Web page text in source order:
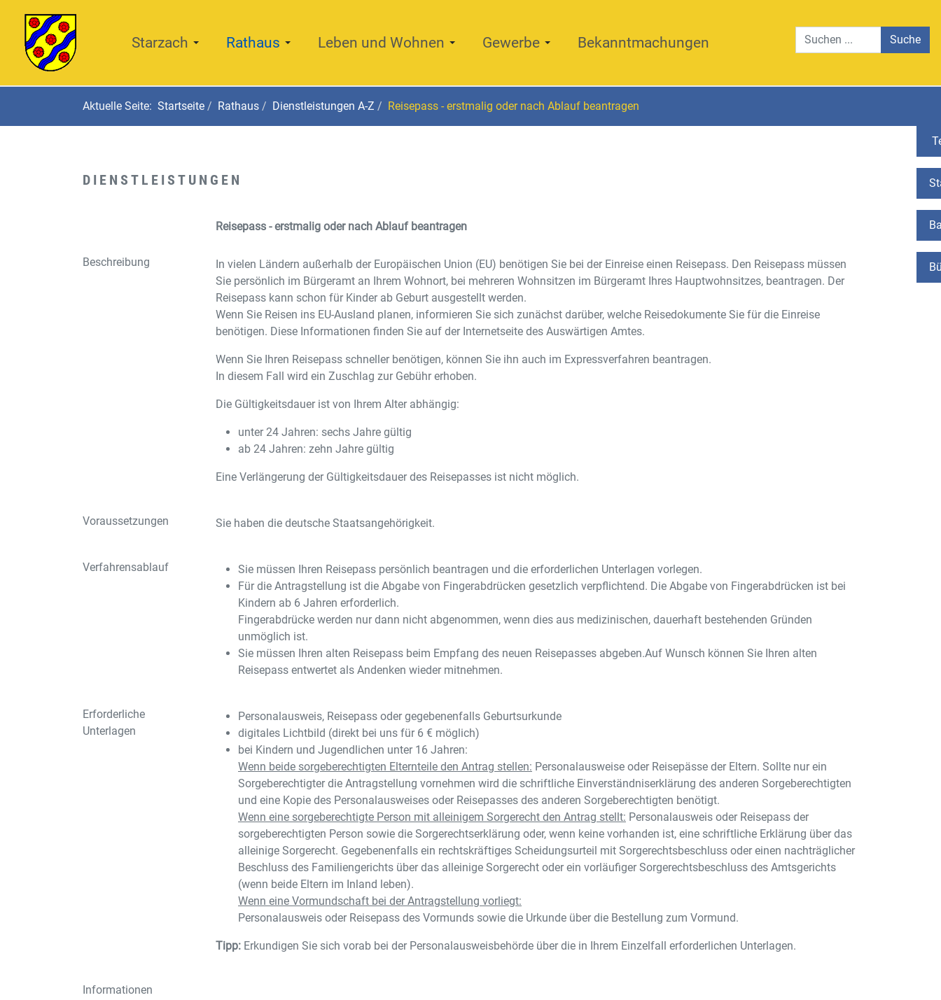
Starzach Rathaus Leben und Wohnen Gewerbe Bekanntmachungen Suche
Aktuelle Seite: Startseite Rathaus Dienstleistungen A-Z Reisepass - erstmalig oder nach Ablauf beantragen
DIENSTLEISTUNGEN
Reisepass - erstmalig oder nach Ablauf beantragen
Beschreibung
In vielen Ländern außerhalb der Europäischen Union (EU) benötigen Sie bei der Einreise einen Reisepass. Den Reisepass müssen
Sie persönlich im Bürgeramt an Ihrem Wohnort, bei mehreren Wohnsitzen im Bürgeramt Ihres Hauptwohnsitzes, beantragen. Der
Reisepass kann schon für Kinder ab Geburt ausgestellt werden.
Wenn Sie Reisen ins EU-Ausland planen, informieren Sie sich zunächst darüber, welche Reisedokumente Sie für die Einreise
benötigen. Diese Informationen finden Sie auf der Internetseite des Auswärtigen Amtes.
Wenn Sie Ihren Reisepass schneller benötigen, können Sie ihn auch im Expressverfahren beantragen.
In diesem Fall wird ein Zuschlag zur Gebühr erhoben.
Die Gültigkeitsdauer ist von Ihrem Alter abhängig:
unter 24 Jahren: sechs Jahre gültig
ab 24 Jahren: zehn Jahre gültig
Eine Verlängerung der Gültigkeitsdauer des Reisepasses ist nicht möglich.
Voraussetzungen Sie haben die deutsche Staatsangehörigkeit.
Verfahrensablauf
Sie müssen Ihren Reisepass persönlich beantragen und die erforderlichen Unterlagen vorlegen.
Für die Antragstellung ist die Abgabe von Fingerabdrücken gesetzlich verpflichtend. Die Abgabe von Fingerabdrücken ist bei
Kindern ab 6 Jahren erforderlich.
Fingerabdrücke werden nur dann nicht abgenommen, wenn dies aus medizinischen, dauerhaft bestehenden Gründen
unmöglich ist.
Sie müssen Ihren alten Reisepass beim Empfang des neuen Reisepasses abgeben.Auf Wunsch können Sie Ihren alten
Reisepass entwertet als Andenken wieder mitnehmen.
Erforderliche
Unterlagen
Personalausweis, Reisepass oder gegebenenfalls Geburtsurkunde
digitales Lichtbild (direkt bei uns für 6 € möglich)
bei Kindern und Jugendlichen unter 16 Jahren:
Wenn beide sorgeberechtigten Elternteile den Antrag stellen: Personalausweise oder Reisepässe der Eltern. Sollte nur ein
Sorgeberechtigter die Antragstellung vornehmen wird die schriftliche Einverständniserklärung des anderen Sorgeberechtigten
und eine Kopie des Personalausweises oder Reisepasses des anderen Sorgeberechtigten benötigt.
Wenn eine sorgeberechtigte Person mit alleinigem Sorgerecht den Antrag stellt: Personalausweis oder Reisepass der
sorgeberechtigten Person sowie die Sorgerechtserklärung oder, wenn keine vorhanden ist, eine schriftliche Erklärung über das
alleinige Sorgerecht. Gegebenenfalls ein rechtskräftiges Scheidungsurteil mit Sorgerechtsbeschluss oder einen nachträglicher
Beschluss des Familiengerichts über das alleinige Sorgerecht oder ein vorläufiger Sorgerechtsbeschluss des Amtsgerichts
(wenn beide Eltern im Inland leben).
Wenn eine Vormundschaft bei der Antragstellung vorliegt:
Personalausweis oder Reisepass des Vormunds sowie die Urkunde über die Bestellung zum Vormund.
Tipp: Erkundigen Sie sich vorab bei der Personalausweisbehörde über die in Ihrem Einzelfall erforderlichen Unterlagen.
Informationen